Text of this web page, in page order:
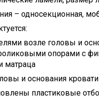
– односекционная,
возле головы и
опорами с
матраца
и основания
пластиковые